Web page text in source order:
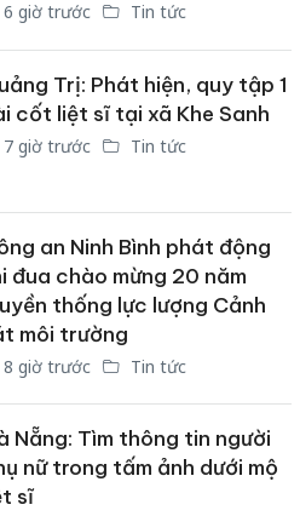
6 giờ trước Tin tức
Trị: Phát hiện, quy tập 1
cốt liệt sĩ tại xã Khe Sanh
7 giờ trước Tin tức
an Ninh Bình phát động
đua chào mừng 20 năm
thống lực lượng Cảnh
môi trường
8 giờ trước Tin tức
Nẵng: Tìm thông tin người
nữ trong tấm ảnh dưới mộ
sĩ